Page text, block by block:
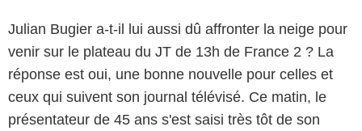
Julian Bugier a-t-il lui aussi dû affronter la neige pour
venir sur le plateau du JT de 13h de France 2 ? La
réponse est oui, une bonne nouvelle pour celles et
ceux qui suivent son journal télévisé. Ce matin, le
présentateur de 45 ans s'est saisi très tôt de son